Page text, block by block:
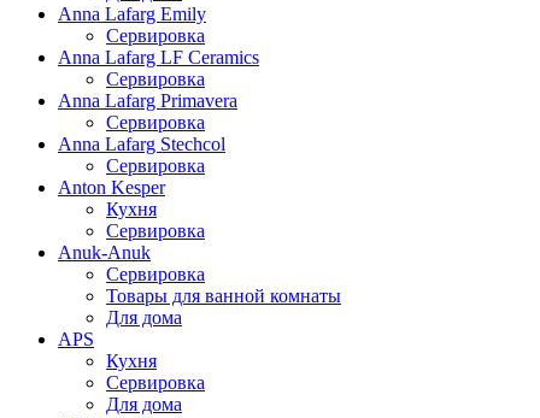
Anna Lafarg Emily
Сервировка
Anna Lafarg LF Ceramics
Сервировка
Anna Lafarg Primavera
Сервировка
Anna Lafarg Stechcol
Сервировка
Anton Kesper
Кухня
Сервировка
Anuk-Anuk
Сервировка
Товары для ванной комнаты
Для дома
APS
Кухня
Сервировка
Для дома